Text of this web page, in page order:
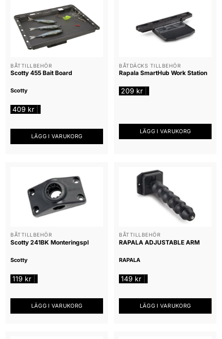
BÅTTILLBEHÖR
Scotty 455 Bait Board
Scotty
409 kr
LÄGG I VARUKORG
BÅTDÄCKS TILLBEHÖR
Rapala SmartHub Work Station
209 kr
LÄGG I VARUKORG
BÅTTILLBEHÖR
Scotty 241BK Monteringspl
Scotty
119 kr
LÄGG I VARUKORG
BÅTTILLBEHÖR
RAPALA ADJUSTABLE ARM
RAPALA
149 kr
LÄGG I VARUKORG